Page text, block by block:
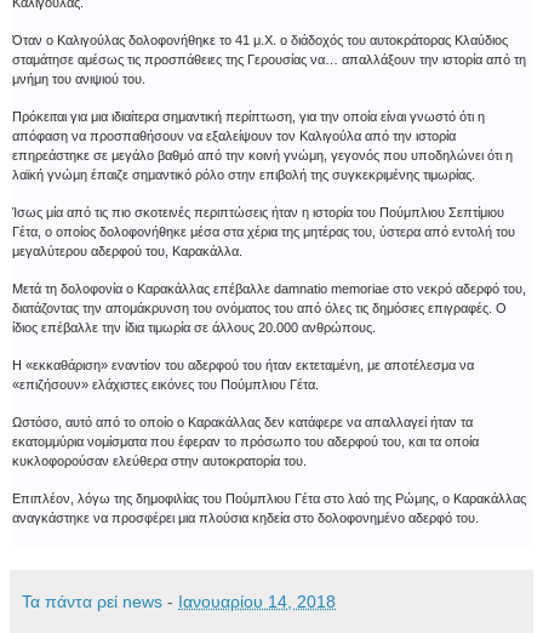
Όταν ο Καλιγούλας δολοφονήθηκε το 41 μ.Χ. ο διάδοχός του αυτοκράτορας Κλαύδιος
σταμάτησε αμέσως τις προσπάθειες της Γερουσίας να… απαλλάξουν την ιστορία από τη
μνήμη του ανιψιού του.
Πρόκειται για μια ιδιαίτερα σημαντική περίπτωση, για την οποία είναι γνωστό ότι η
απόφαση να προσπαθήσουν να εξαλείψουν τον Καλιγούλα από την ιστορία
επηρεάστηκε σε μεγάλο βαθμό από την κοινή γνώμη, γεγονός που υποδηλώνει ότι η
λαϊκή γνώμη έπαιζε σημαντικό ρόλο στην επιβολή της συγκεκριμένης τιμωρίας.
Ίσως μία από τις πιο σκοτεινές περιπτώσεις ήταν η ιστορία του Πούμπλιου Σεπτίμιου
Γέτα, ο οποίος δολοφονήθηκε μέσα στα χέρια της μητέρας του, ύστερα από εντολή του
μεγαλύτερου αδερφού του, Καρακάλλα.
Μετά τη δολοφονία ο Καρακάλλας επέβαλλε damnatio memoriae στο νεκρό αδερφό του,
διατάζοντας την απομάκρυνση του ονόματος του από όλες τις δημόσιες επιγραφές. Ο
ίδιος επέβαλλε την ίδια τιμωρία σε άλλους 20.000 ανθρώπους.
Η «εκκαθάριση» εναντίον του αδερφού του ήταν εκτεταμένη, με αποτέλεσμα να
«επιζήσουν» ελάχιστες εικόνες του Πούμπλιου Γέτα.
Ωστόσο, αυτό από το οποίο ο Καρακάλλας δεν κατάφερε να απαλλαγεί ήταν τα
εκατομμύρια νομίσματα που έφεραν το πρόσωπο του αδερφού του, και τα οποία
κυκλοφορούσαν ελεύθερα στην αυτοκρατορία του.
Επιπλέον, λόγω της δημοφιλίας του Πούμπλιου Γέτα στο λαό της Ρώμης, ο Καρακάλλας
αναγκάστηκε να προσφέρει μια πλούσια κηδεία στο δολοφονημένο αδερφό του.
Τα πάντα ρεί news - Ιανουαρίου 14, 2018